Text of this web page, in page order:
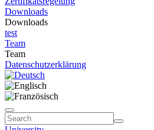
Downloads
Downloads
test
Team
Team
Datenschutzerklärung